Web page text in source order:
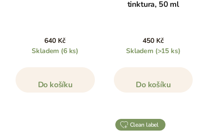
640 Kč
Skladem (6 ks)
Do košíku
tinktura, 50 ml
450 Kč
Skladem (>15 ks)
Do košíku
clean label